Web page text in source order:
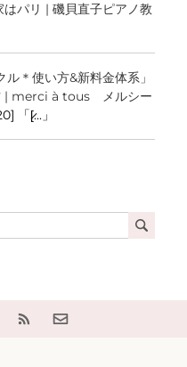
はパリ | 磯貝直子ピアノ教
ル＊使い方&新料金体系」
| merci à tous メルシー
「[̷...」